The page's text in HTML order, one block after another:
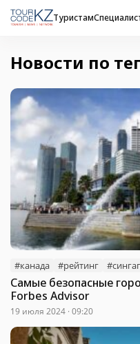
Туристам
Новости по
#канада #рейтинг
Самые безопасные
Forbes Advisor
19 июля 2024 · 09:20